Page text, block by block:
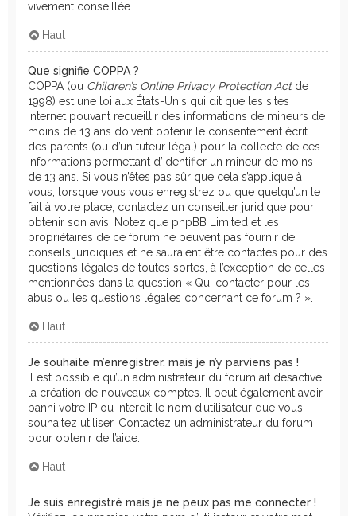
vivement conseillée.
Haut
Que signifie COPPA ?
COPPA (ou Children’s Online Privacy Protection Actde
1998) est une loi aux États-Unis qui dit que les sites
Internet pouvant recueillir des informations de mineurs de
moins de 13 ans doivent obtenir le consentement écrit
des parents (ou d’un tuteur légal) pour la collecte de ces
informations permettant d’identifier un mineur de moins
de 13 ans. Si vous n’êtes pas sûr que cela s’applique à
vous, lorsque vous vous enregistrez ou que quelqu’un le
fait à votre place, contactez un conseiller juridique pour
obtenir son avis. Notez que phpBB Limited et les
propriétaires de ce forum ne peuvent pas fournir de
conseils juridiques et ne sauraient être contactés pour des
questions légales de toutes sortes, à l’exception de celles
mentionnées dans la question « Qui contacter pour les
abus ou les questions légales concernant ce forum ? ».
Haut
Je souhaite m’enregistrer, mais je n’y parviens pas !
Il est possible qu’un administrateur du forum ait désactivé
la création de nouveaux comptes. Il peut également avoir
banni votre IP ou interdit le nom d’utilisateur que vous
souhaitez utiliser. Contactez un administrateur du forum
pour obtenir de l’aide.
Haut
Je suis enregistré mais je ne peux pas me connecter !